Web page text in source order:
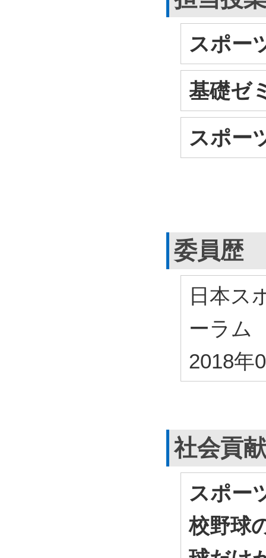
スポー
基礎ゼ
スポー
委員歴
日本ス
ーラ
2018年
社会貢
スポー
校野球